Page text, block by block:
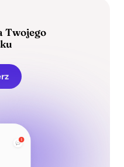
Twojego